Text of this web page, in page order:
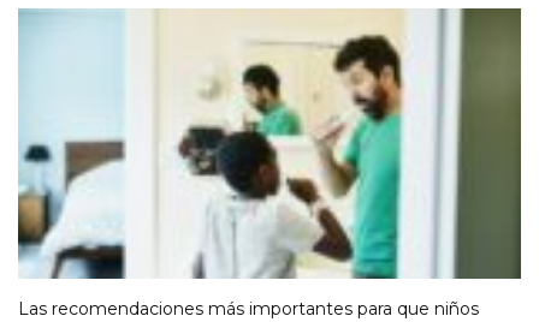
Las recomendaciones más importantes para que niños